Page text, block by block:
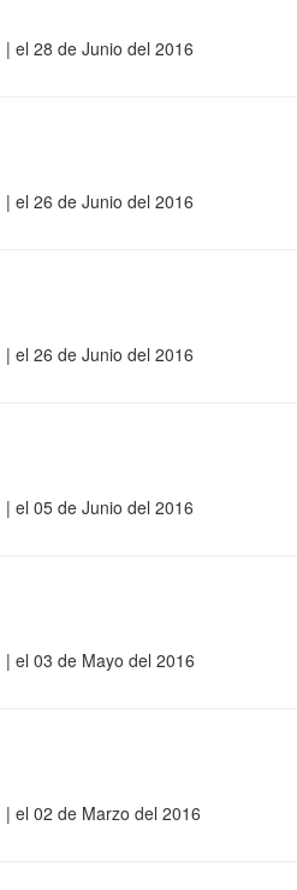
| el 28 de Junio del 2016
| el 26 de Junio del 2016
| el 26 de Junio del 2016
| el 05 de Junio del 2016
| el 03 de Mayo del 2016
| el 02 de Marzo del 2016